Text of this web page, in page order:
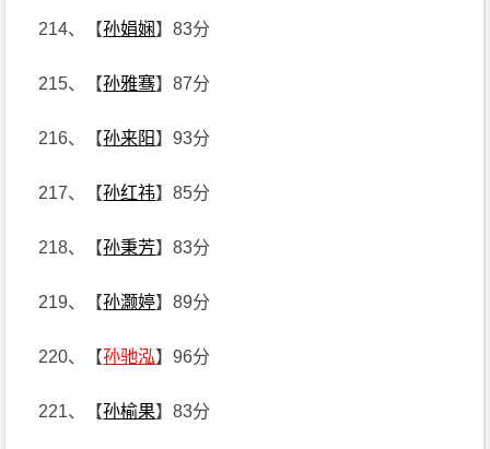
214、【孙娟娴】83分
215、【孙雅骞】87分
216、【孙来阳】93分
217、【孙红祎】85分
218、【孙秉芳】83分
219、【孙灏婷】89分
220、【孙驰泓】96分
221、【孙榆果】83分